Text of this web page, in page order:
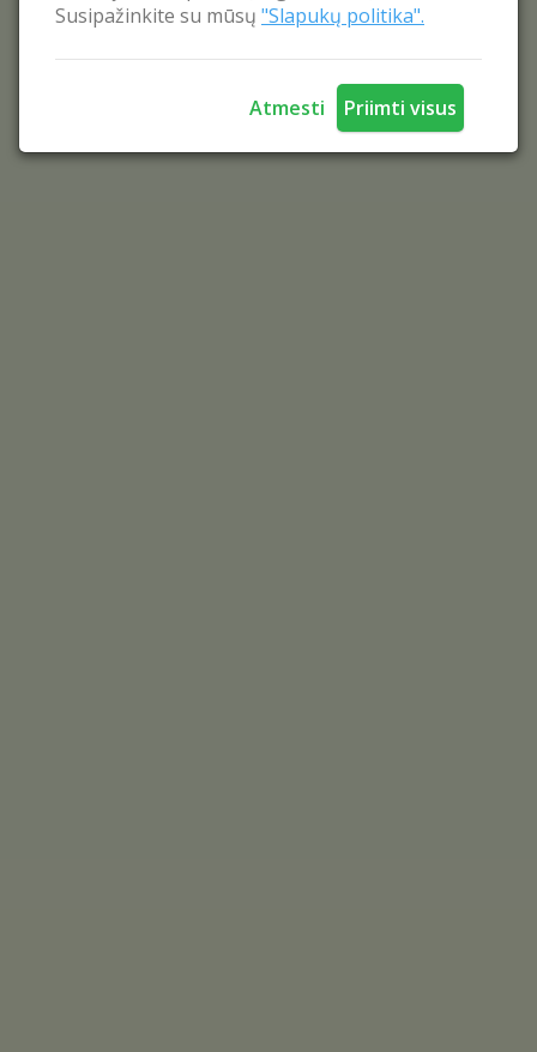
Susipažinkite su mūsų "Slapukų politika".
Atmesti Priimti visus